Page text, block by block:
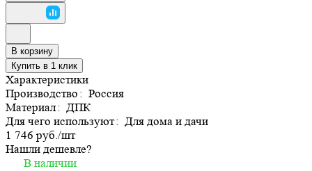
В корзину
Купить в 1 клик
Характеристики
Производство: Россия
Материал: ДПК
Для чего используют: Для дома и дачи
1 746 руб./шт
Нашли дешевле?
В наличии